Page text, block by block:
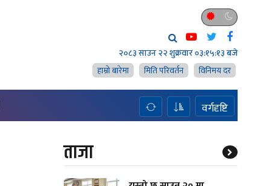
२०८३ साउन २२ शुक्रवार०३:१५:१४ बजे
हाम्राे बारेमा
मिति परिवर्तन विनिमय दर
वर्गदृष्टि
ताजा